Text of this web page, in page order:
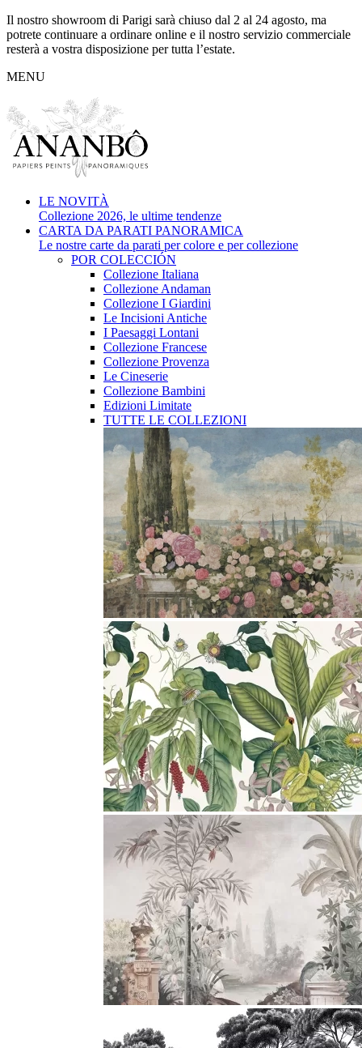
Il nostro showroom di Parigi sarà chiuso dal 2 al 24 agosto, ma
potrete continuare a ordinare online e il nostro servizio commerciale
resterà a vostra disposizione per tutta l’estate.
MENU
LE NOVITÀ
Collezione 2026, le ultime tendenze
CARTA DA PARATI PANORAMICA
Le nostre carte da parati per colore e per collezione
POR COLECCIÓN
Collezione Italiana
Collezione Andaman
Collezione I Giardini
Le Incisioni Antiche
I Paesaggi Lontani
Collezione Francese
Collezione Provenza
Le Cineserie
Collezione Bambini
Edizioni Limitate
TUTTE LE COLLEZIONI